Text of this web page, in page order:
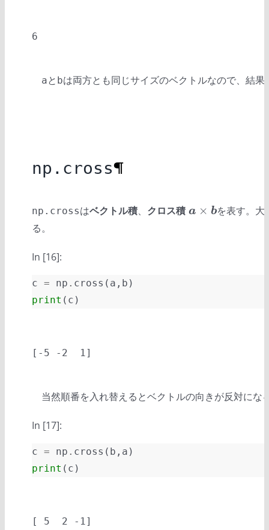
aと bは両方とも同じサイズのベクトルなので、結
np.cross¶
np.crossはベクトル積、 クロス積 a × b
a× b
を表す。
る。
In [16]:
c = np . cross ( a , b )
print ( c )
当然順番を入れ替えるとベクトルの向きが反対にな
In [17]:
c = np . cross ( b , a )
print ( c )